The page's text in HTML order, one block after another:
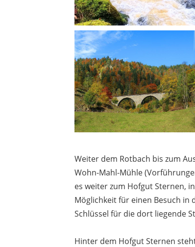
Weiter dem Rotbach bis zum
Wohn-Mahl-Mühle
es weiter zum Hofgut Sternen,
Möglichkeit für einen Besuch in
Schlüssel für die dort liegende
Hinter dem Hofgut Sternen